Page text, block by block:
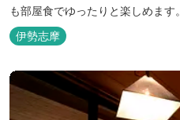
も部屋食でゆったりと楽しめます。
伊勢志摩